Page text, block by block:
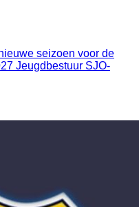
seizoen voor de
Jeugdbestuur SJO-